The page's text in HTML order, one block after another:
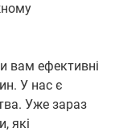
вам ефективні
У нас є
Уже зараз
які